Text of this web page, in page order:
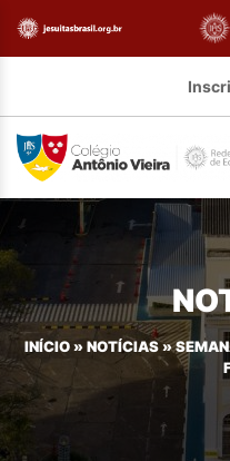
INÍCIO » NOTÍCIAS»